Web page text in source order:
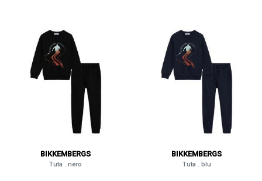
BIKKEMBERGS
Tuta . nero
BIKKEMBERGS
Tuta . blu